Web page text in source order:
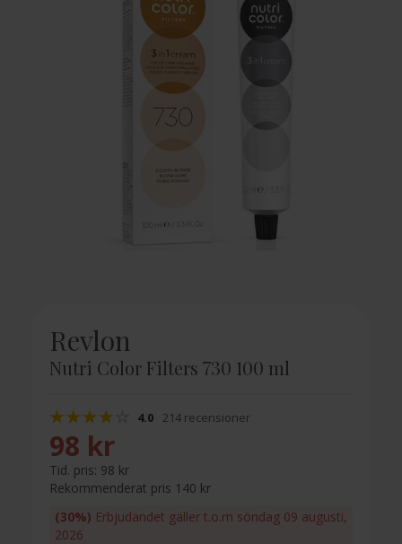
Revlon
Nutri Color Filters 730 100 ml
4.0 214 recensioner
98 kr
Tid. pris: 98 kr
Rekommenderat pris 140 kr
(30%) Erbjudandet gäller t.o.m söndag 09 augusti,
2026